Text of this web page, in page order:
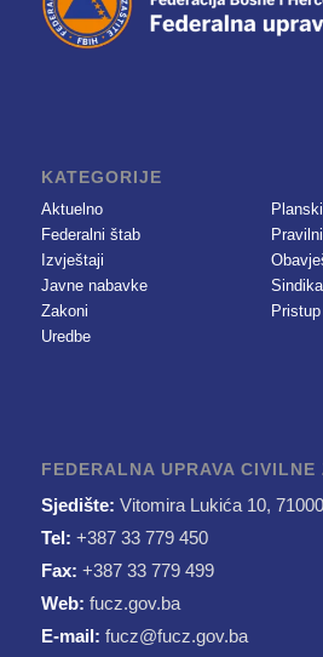
KATEGORIJE
Aktuelno
Federalni štab
Izvještaji
Javne nabavke
Zakoni
Uredbe
FEDERALNA UPRAVA CIVILNE
Sjedište: Vitomira Lukića 10,
Tel: +387 33 779 450
Fax: +387 33 779 499
Web: fucz.gov.ba
E-mail: fucz@fucz.gov.ba